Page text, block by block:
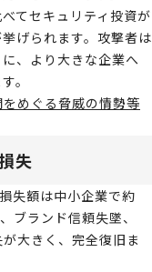
てセキュリティ投資が
げられます。攻撃者は
、より大きな企業へ
。
めぐる脅威の情勢等
失
失額は中小企業で約
ブランド信頼失墜、
大きく、完全復旧ま